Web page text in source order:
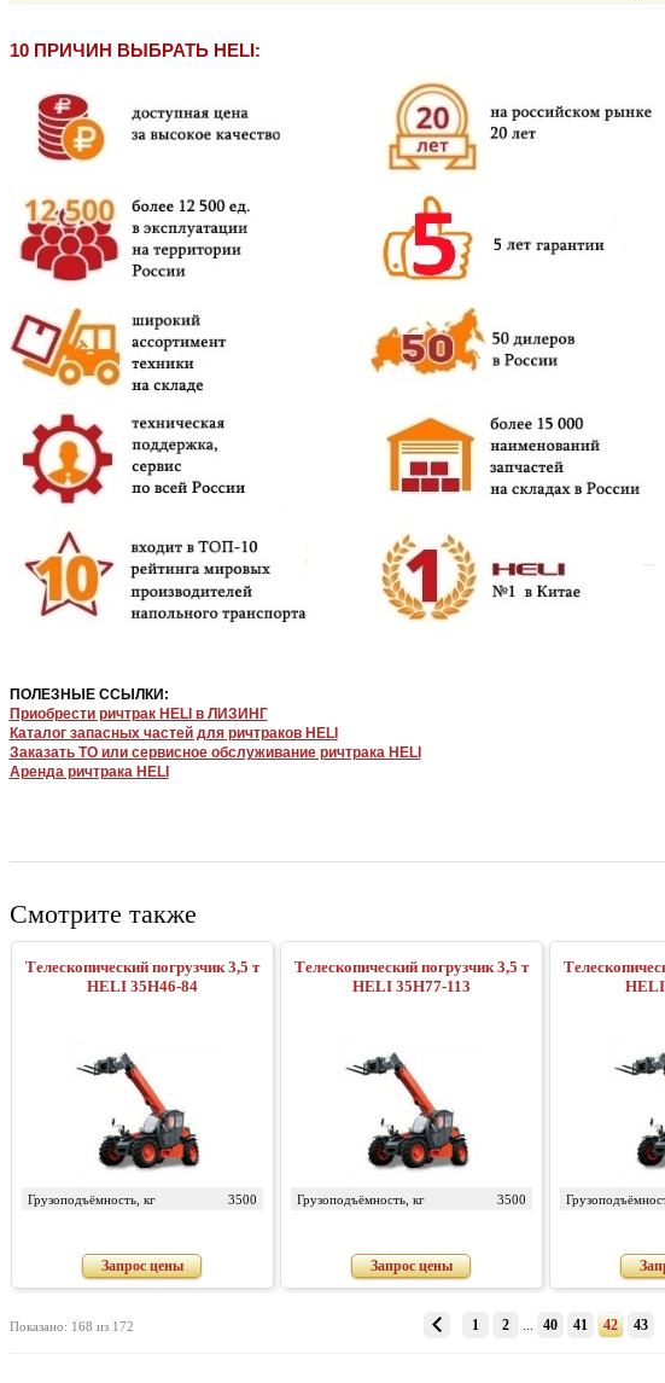
10 ПРИЧИН ВЫБРАТЬ HELI:
ПОЛЕЗНЫЕ ССЫЛКИ:
Приобрести ричтрак HELI в ЛИЗИНГ
Каталог запасных частей для ричтраков HELI
Заказать ТО или сервисное обслуживание ричтрака HELI
Аренда ричтрака HELI
Смотрите также
Телескопический погрузчик 3,5 т
HELI 35H46-84
Грузоподъёмность, кг 3500
Запрос цены
Телескопический погрузчик 3,5 т
HELI 35H77-113
Грузоподъёмность, кг 3500
Запрос цены
HELI
Показано: 168 из 172 1 2 ... 40 41 42 43